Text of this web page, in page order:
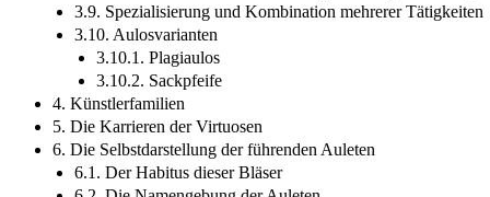
3.9. Spezialisierung und Kombination mehrerer Tätigkeiten
3.10. Aulosvarianten
3.10.1. Plagiaulos
3.10.2. Sackpfeife
4. Künstlerfamilien
5. Die Karrieren der Virtuosen
6. Die Selbstdarstellung der führenden Auleten
6.1. Der Habitus dieser Bläser